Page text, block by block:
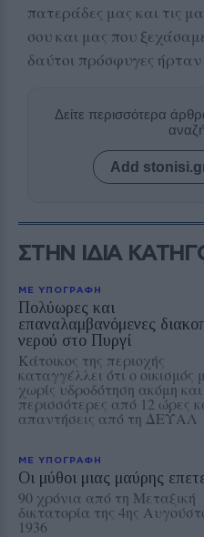
πατεράδες μας και τις
σου και μας που
δαύτοι πρόσφυγες
Δείτε περισσότερα
Add
ΣΤΗΝ ΙΔΙΑ
ΜΕ ΥΠΟΓΡΑΦΗ
Πολύωρες και
επαναλαμβανόμενες
νερού στο Πυργί
Κάτοικος της περιοχής
καταγγέλλει ότι ο οικισμός
χωρίς υδροδότηση ακόμη και
περισσότερες από 12 ώρες
απαντήσεις από τη ΔΕΥΑΛ
ΜΕ ΥΠΟΓΡΑΦΗ
Οι μύθοι μιας μαύρης
90 χρόνια από τη Μεταξική
δικτατορία της 4ης
1936